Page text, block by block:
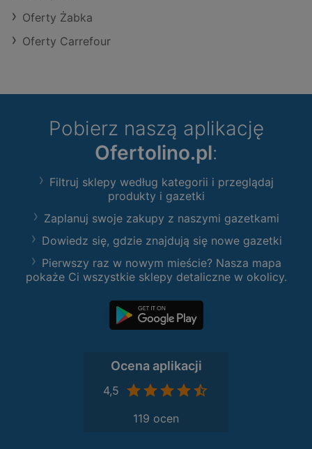
Oferty Żabka
Oferty Carrefour
Pobierz naszą aplikację
Ofertolino.pl:
Filtruj sklepy według kategorii i przeglądaj
produkty i gazetki
Zaplanuj swoje zakupy z naszymi gazetkami
Dowiedz się, gdzie znajdują się nowe gazetki
Pierwszy raz w nowym mieście? Nasza mapa
pokaże Ci wszystkie sklepy detaliczne w okolicy.
Ocena aplikacji
4,5
119 ocen